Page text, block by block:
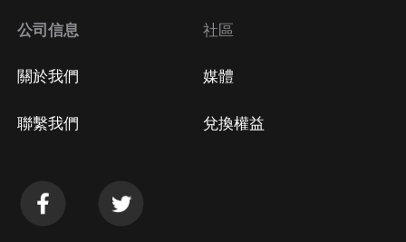
公司信息
關於我們
聯繫我們
社區
媒體
兌換權益